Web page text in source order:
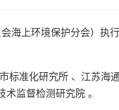
海上环境保护分会）执
标准化研究所 、 江苏海
术监督检测研究院 。